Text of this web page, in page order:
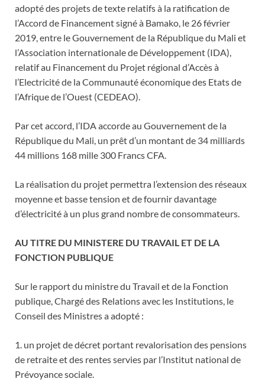
adopté des projets de texte relatifs à la ratification de
l’Accord de Financement signé à Bamako, le 26 février
2019, entre le Gouvernement de la République du Mali et
l’Association internationale de Développement (IDA),
relatif au Financement du Projet régional d’Accès à
l’Electricité de la Communauté économique des Etats de
l’Afrique de l’Ouest (CEDEAO).
Par cet accord, l’IDA accorde au Gouvernement de la
République du Mali, un prêt d’un montant de 34 milliards
44 millions 168 mille 300 Francs CFA.
La réalisation du projet permettra l’extension des réseaux
moyenne et basse tension et de fournir davantage
d’électricité à un plus grand nombre de consommateurs.
AU TITRE DU MINISTERE DU TRAVAIL ET DE LA
FONCTION PUBLIQUE
Sur le rapport du ministre du Travail et de la Fonction
publique, Chargé des Relations avec les Institutions, le
Conseil des Ministres a adopté :
1. un projet de décret portant revalorisation des pensions
de retraite et des rentes servies par l’Institut national de
Prévoyance sociale.